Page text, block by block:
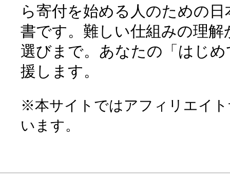
ら寄付を始める人のための
書です。難しい仕組みの理
選びまで。あなたの「はじ
援します。
※本サイトではアフィリエイ
います。